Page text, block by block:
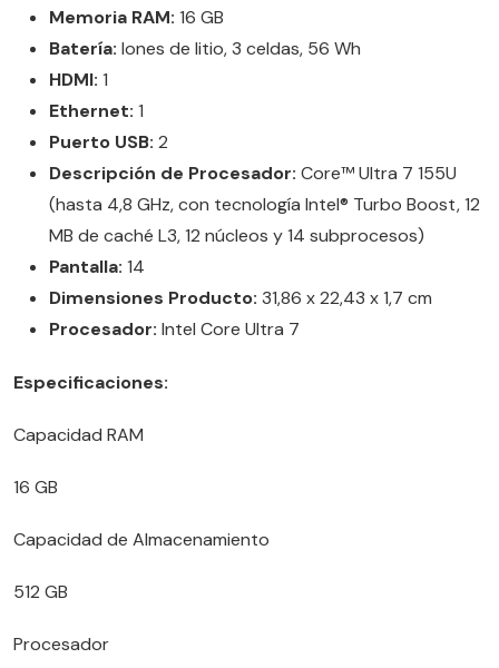
Memoria RAM: 16 GB
Batería: Iones de litio, 3 celdas, 56 Wh
HDMI: 1
Ethernet: 1
Puerto USB: 2
Descripción de Procesador: Core™ Ultra 7 155U
(hasta 4,8 GHz, con tecnología Intel® Turbo Boost, 12
MB de caché L3, 12 núcleos y 14 subprocesos)
Pantalla: 14
Dimensiones Producto: 31,86 x 22,43 x 1,7 cm
Procesador: Intel Core Ultra 7
Especificaciones:
Capacidad RAM
16 GB
Capacidad de Almacenamiento
512 GB
Procesador